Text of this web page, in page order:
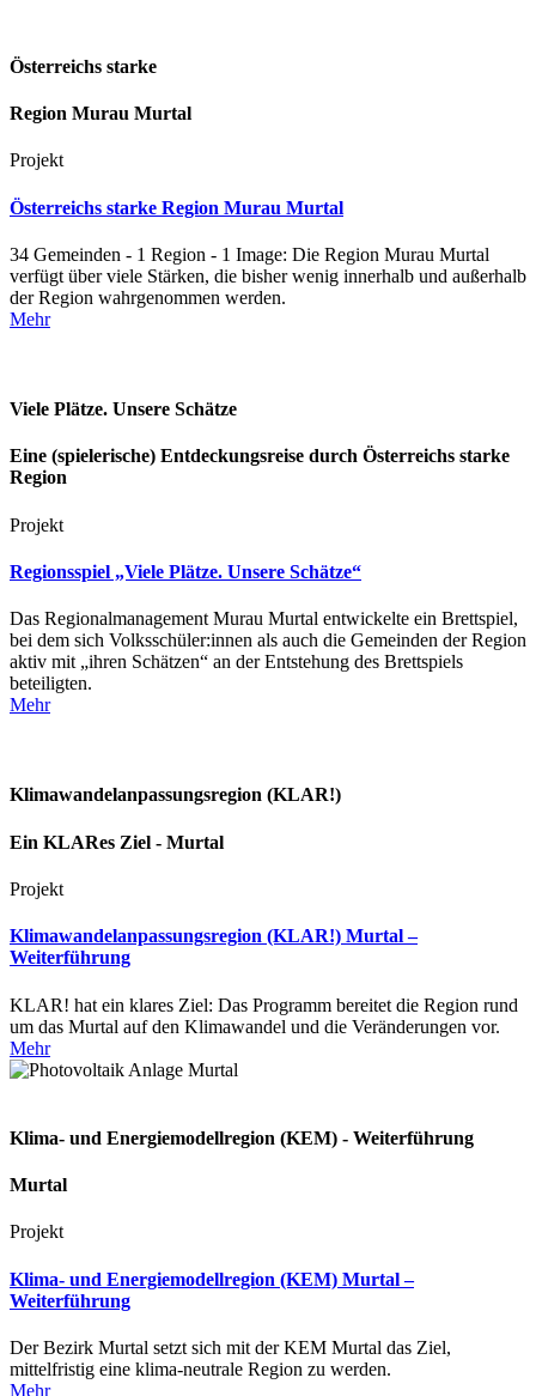
Österreichs starke
Region Murau Murtal
Projekt
Österreichs starke Region Murau Murtal
34 Gemeinden - 1 Region - 1 Image: Die Region Murau Murtal
verfügt über viele Stärken, die bisher wenig innerhalb und außerhalb
der Region wahrgenommen werden.
Mehr
Viele Plätze. Unsere Schätze
Eine (spielerische) Entdeckungsreise durch Österreichs starke
Region
Projekt
Regionsspiel „Viele Plätze. Unsere Schätze“
Das Regionalmanagement Murau Murtal entwickelte ein Brettspiel,
bei dem sich Volksschüler:innen als auch die Gemeinden der Region
aktiv mit „ihren Schätzen“ an der Entstehung des Brettspiels
beteiligten.
Mehr
Klimawandelanpassungsregion (KLAR!)
Ein KLARes Ziel - Murtal
Projekt
Klimawandelanpassungsregion (KLAR!) Murtal –
Weiterführung
KLAR! hat ein klares Ziel: Das Programm bereitet die Region rund
um das Murtal auf den Klimawandel und die Veränderungen vor.
Mehr
Klima- und Energiemodellregion (KEM) - Weiterführung
Murtal
Projekt
Klima- und Energiemodellregion (KEM) Murtal –
Weiterführung
Der Bezirk Murtal setzt sich mit der KEM Murtal das Ziel,
mittelfristig eine klima-neutrale Region zu werden.
Mehr